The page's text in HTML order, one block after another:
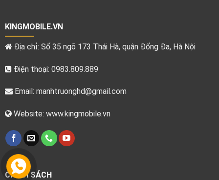
KINGMOBILE.VN
Địa chỉ: Số 35 ngõ 173 Thái Hà, quận Đống Đa, Hà Nội
Điện thoại: 0983.809.889
Email: manhtruonghd@gmail.com
Website: www.kingmobile.vn
CHÍNH SÁCH